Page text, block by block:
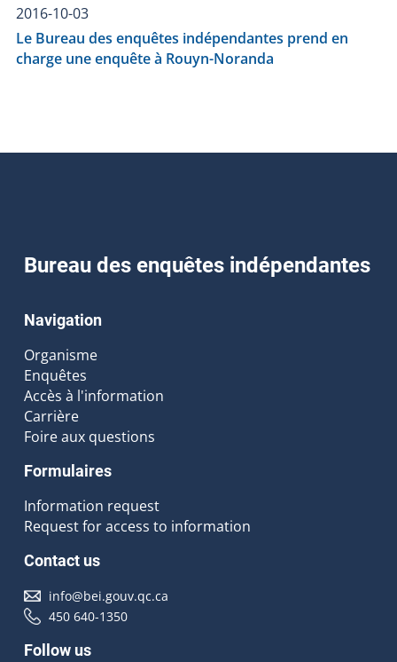
2016-10-03
Le Bureau des enquêtes indépendantes prend en
charge une enquête à Rouyn-Noranda
Bureau des enquêtes indépendantes
Navigation
Organisme
Enquêtes
Accès à l'information
Carrière
Foire aux questions
Formulaires
Information request
Request for access to information
Contact us
info@bei.gouv.qc.ca
450 640-1350
Follow us